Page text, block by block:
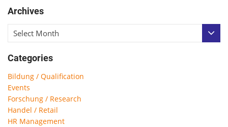
Archives
Select Month
Categories
Bildung / Qualification
Events
Forschung / Research
Handel / Retail
HR Management